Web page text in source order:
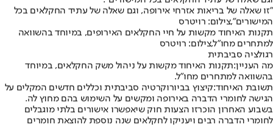
"זו שאלה של בריאות אזרחי אירופה, וגם שאלה של עתיד החקלאים בכל
המישורים",צילום: רויטרס
תקנות האיחוד מקשות על חיי החקלאים האירופים, במיוחד בהשוואה
למתחרים מחו״ל,צילום: רויטרס
רגולציה סביבתית
מה העניין:תקנות האיחוד מקשות על ניהול משק החקלאים, במיוחד
בהשוואה למתחרים מחו״ל.
תשובת האיחוד:קיצוץ בביורוקרטיה סביבתית וכללים חדשים המקלים על
הגישה לחומרי הדברה באירופה ומקשים על השימוש בהם מחוץ לה.
בשבוע האחרון הוכרזו הצעות חוק שיאפשרו אישורים בלתי מוגבלים
לחומרי הדברה רבים ויעניקו לחקלאים שנה נוספת להוצאת חומרים